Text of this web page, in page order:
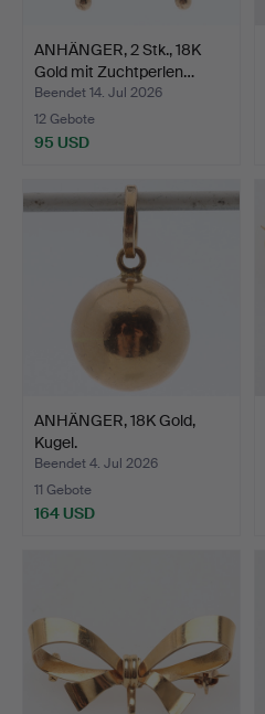
ANHÄNGER, 2 Stk., 18K
Gold mit Zuchtperlen…
Beendet 14. Jul 2026
12 Gebote
95 USD
ANHÄNGER, 18K Gold,
Kugel.
Beendet 4. Jul 2026
11 Gebote
164 USD